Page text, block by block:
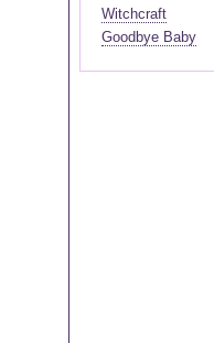
Witchcraft
Goodbye Baby